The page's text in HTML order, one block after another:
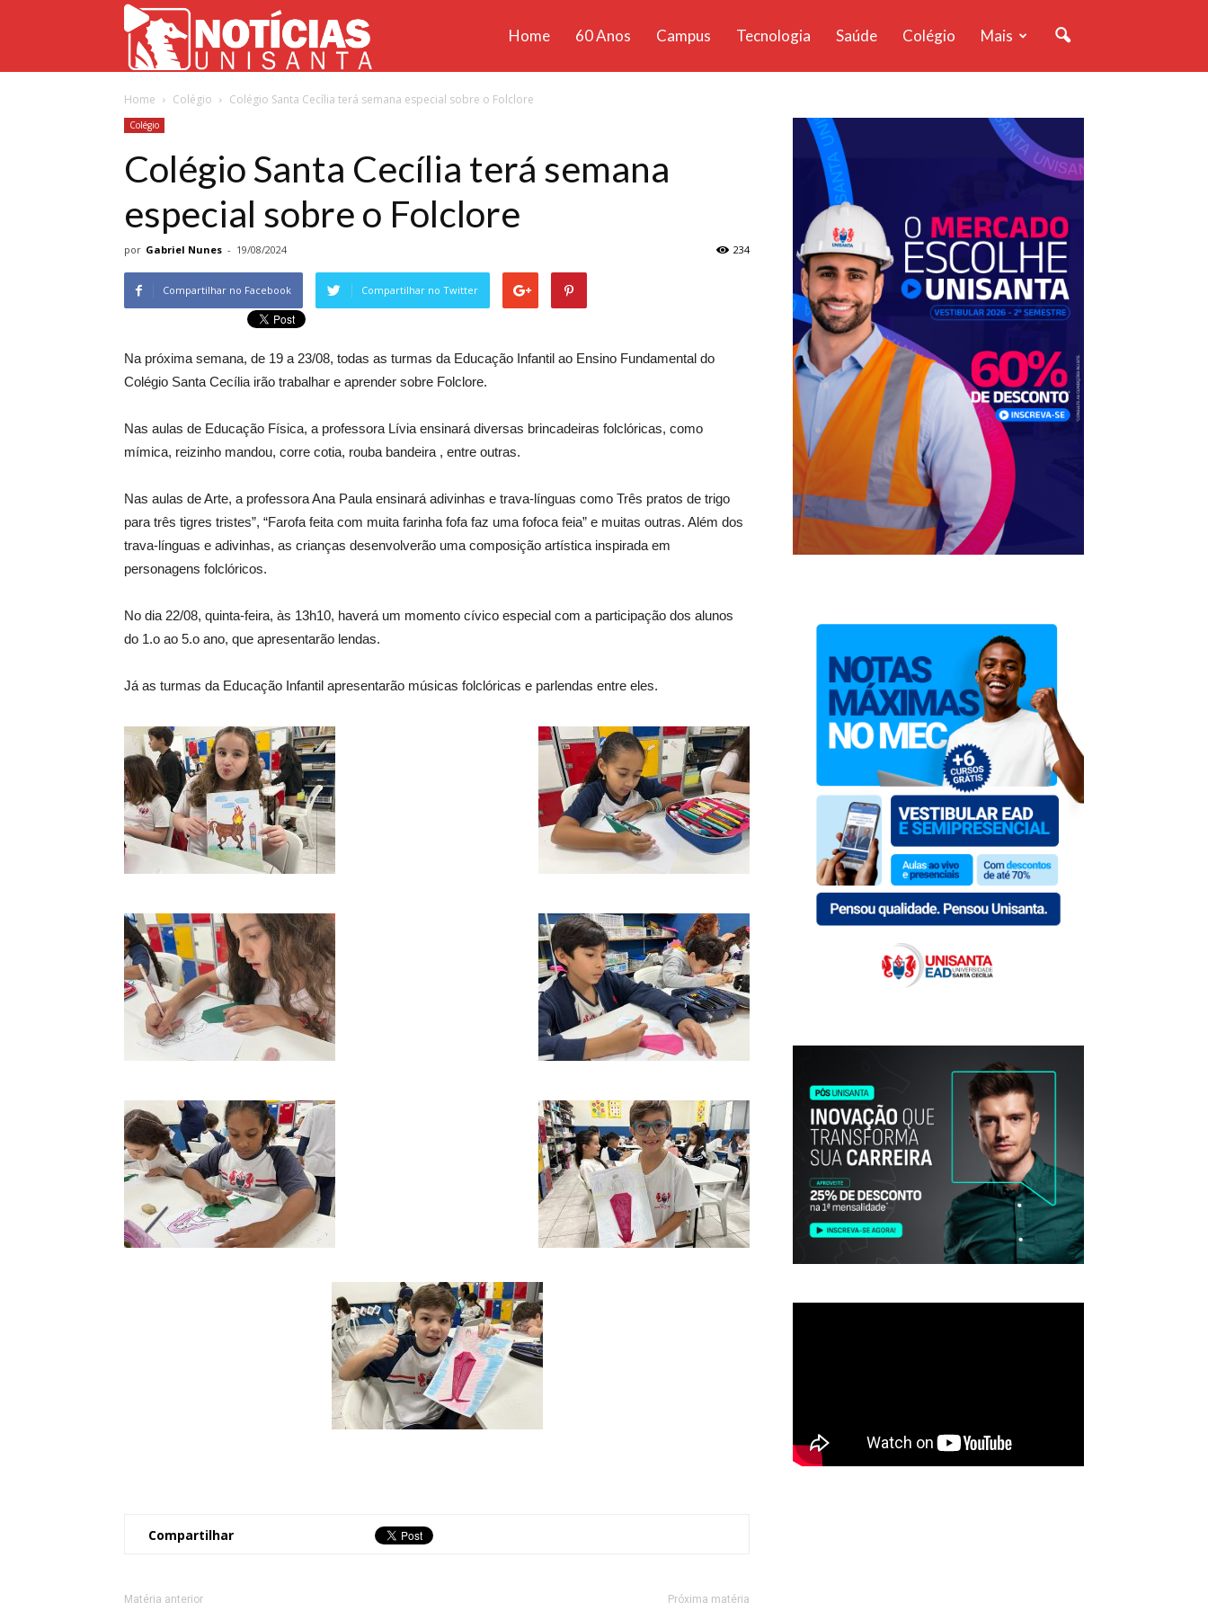
Unisanta
Home 60 Anos Campus Tecnologia Saúde Colégio Mais
Home Colégio Colégio Santa Cecília terá semana especial sobre o Folclore
Colégio
Colégio Santa Cecília terá semana
especial sobre o Folclore
por Gabriel Nunes - 19/08/2024 234
Compartilhar no Facebook Compartilhar no Twitter
Na próxima semana, de 19 a 23/08, todas as turmas da Educação Infantil ao Ensino Fundamental do
Colégio Santa Cecília irão trabalhar e aprender sobre Folclore.
Nas aulas de Educação Física, a professora Lívia ensinará diversas brincadeiras folclóricas, como
mímica, reizinho mandou, corre cotia, rouba bandeira , entre outras.
Nas aulas de Arte, a professora Ana Paula ensinará adivinhas e trava-línguas como Três pratos de trigo
para três tigres tristes”, “Farofa feita com muita farinha fofa faz uma fofoca feia” e muitas outras. Além dos
trava-línguas e adivinhas, as crianças desenvolverão uma composição artística inspirada em
personagens folclóricos.
No dia 22/08, quinta-feira, às 13h10, haverá um momento cívico especial com a participação dos alunos
do 1.o ao 5.o ano, que apresentarão lendas.
Já as turmas da Educação Infantil apresentarão músicas folclóricas e parlendas entre eles.
Compartilhar
Matéria anterior Próxima matéria